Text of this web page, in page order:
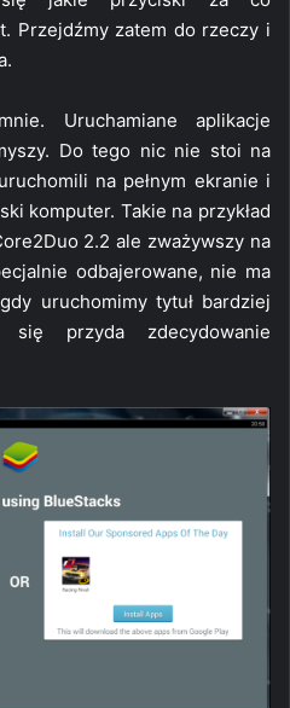
Przejdźmy zatem do rzeczy i
Uruchamiane aplikacje
Do tego nic nie stoi na
na pełnym ekranie i
komputer. Takie na przykład
2.2 ale zważywszy na
odbajerowane, nie ma
uruchomimy tytuł bardziej
się przyda zdecydowanie